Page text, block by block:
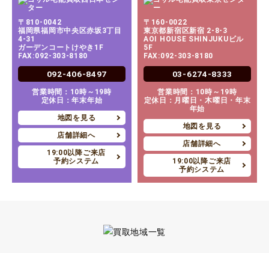
〒810-0042
福岡県福岡市中央区赤坂3丁目
4-31
ガーデンコートけやき1F
FAX:092-303-8180
092-406-8497
営業時間：10時～19時
定休日：年末年始
地図を見る
店舗詳細へ
19:00以降ご来店
予約システム
〒160-0022
東京都新宿区新宿 2-8-3
AOI HOUSE SHINJUKUビル
5F
FAX:092-303-8180
03-6274-8333
営業時間：10時～19時
定休日：月曜日・木曜日・年末
年始
地図を見る
店舗詳細へ
19:00以降ご来店
予約システム